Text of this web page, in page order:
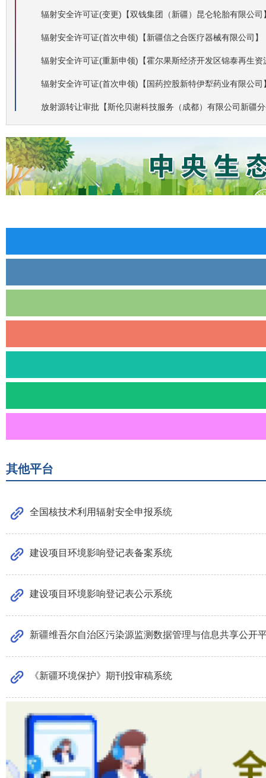
辐射安全许可证(变更)【双钱集团（新疆）昆仑轮胎有限公司
辐射安全许可证(首次申领)【新疆信之合医疗器械有限公司】
辐射安全许可证(重新申领)【霍尔果斯经济开发区锦泰再生
辐射安全许可证(首次申领)【国药控股新特伊犁药业有限公司
放射源转让审批【斯伦贝谢科技服务（成都）有限公司新疆
其他平台
全国核技术利用辐射安全申报系统
建设项目环境影响登记表备案系统
建设项目环境影响登记表公示系统
新疆维吾尔自治区污染源监测数据管理与信息共享公开
《新疆环境保护》期刊投审稿系统